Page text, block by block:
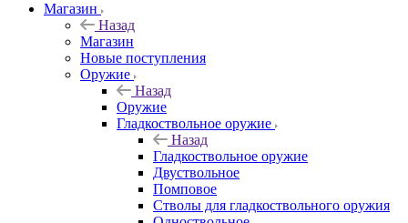
Магазин
Назад
Магазин
Новые поступления
Оружие
Назад
Оружие
Гладкоствольное оружие
Назад
Гладкоствольное оружие
Двуствольное
Помповое
Стволы для гладкоствольного оружия